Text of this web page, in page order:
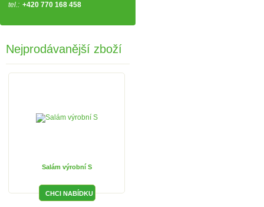
tel.: +420 770 168 458
Nejprodávanější zboží
Salám výrobní S